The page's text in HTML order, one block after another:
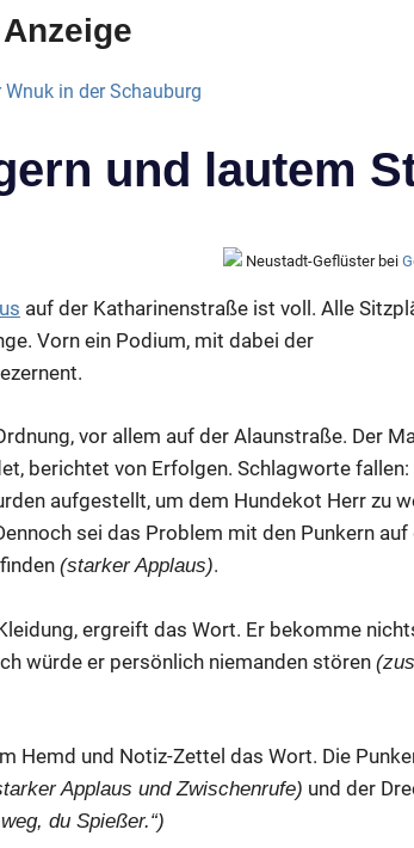
Anzeige
und lautem
Neustadt-Geflüster bei
auf der Katharinenstraße ist voll. Alle
Vorn ein Podium, mit dabei der
vor allem auf der Alaunstraße. Der
berichtet von Erfolgen. Schlagworte fallen:
aufgestellt, um dem Hundekot Herr zu
sei das Problem mit den Punkern auf
(starker Applaus).
ergreift das Wort. Er bekomme
würde er persönlich niemanden stören
Hemd und Notiz-Zettel das Wort. Die
Applaus und Zwischenrufe) und der
du Spießer.“)